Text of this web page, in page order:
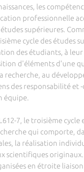
les
professionnelle
supérieures.
cycle des études
des étudiants, à
d'éléments d'une
recherche, au
des responsabilité et
équipe.
7, le troisième cycle
qui comporte,
la réalisation
scientifiques
en étroite liaison